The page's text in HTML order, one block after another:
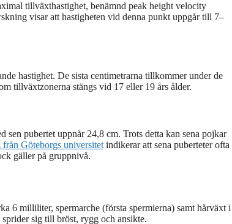
tillväxthastighet, benämnd peak height velocity
visar att hastigheten vid denna punkt uppgår till 7–
hastighet. De sista centimetrarna tillkommer under de
tillväxtzonerna stängs vid 17 eller 19 års ålder.
pubertet uppnår 24,8 cm. Trots detta kan sena pojkar
Göteborgs universitet indikerar att sena puberteter ofta
gäller på gruppnivå.
6 milliliter, spermarche (första spermierna) samt hårväxt i
sig till bröst, rygg och ansikte.